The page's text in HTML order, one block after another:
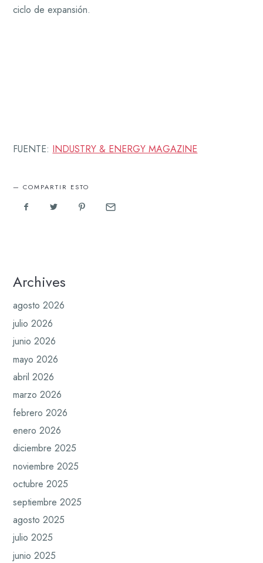
ciclo de expansión.
FUENTE: INDUSTRY & ENERGY MAGAZINE
COMPARTIR ESTO
Archives
agosto 2026
julio 2026
junio 2026
mayo 2026
abril 2026
marzo 2026
febrero 2026
enero 2026
diciembre 2025
noviembre 2025
octubre 2025
septiembre 2025
agosto 2025
julio 2025
junio 2025